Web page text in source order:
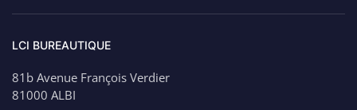
LCI BUREAUTIQUE
81b Avenue François Verdier
81000 ALBI